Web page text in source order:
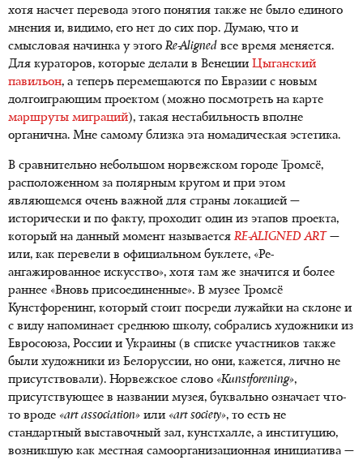
хотя насчет перевода этого понятия также не было единого
мнения и, видимо, его нет до сих пор. Думаю, что и
смысловая начинка у этогоRe-Aligned все время меняется.
Для кураторов, которые делали в Венеции Цыганский
павильон, а теперь перемещаются по Евразии с новым
долгоиграющим проектом (можно посмотреть на карте
маршруты миграций), такая нестабильность вполне
органична. Мне самому близка эта номадическая эстетика.
В сравнительно небольшом норвежском городе Тромсё,
расположенном за полярным кругом и при этом
являющемся очень важной для страны локацией —
исторически и по факту, проходит один из этапов проекта,
который на данный момент называетсяRE-ALIGNED ART —
или, как перевели в официальном буклете, «Ре-
ангажированное искусство», хотя там же значится и более
раннее «Вновь присоединенные». В музее Тромсё
Кунстфоренинг, который стоит посреди лужайки на склоне и
с виду напоминает среднюю школу, собрались художники из
Евросоюза, России и Украины (в списке участников также
были художники из Белоруссии, но они, кажется, лично не
присутствовали). Норвежское слово «Kunstforening»,
присутствующее в названии музея, буквально означает что-
то вроде «art association» или «art society», то есть не
стандартный выставочный зал, кунстхалле, а институцию,
возникшую как местная самоорганизационная инициатива —